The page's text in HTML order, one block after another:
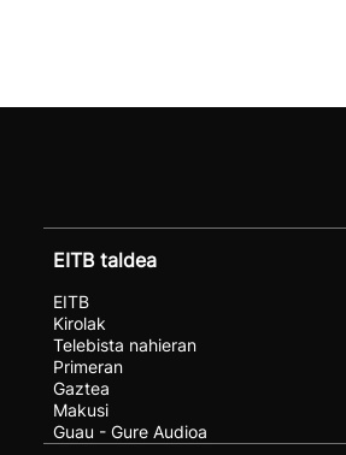
EITB taldea
EITB
Kirolak
Telebista nahieran
Primeran
Gaztea
Makusi
Guau - Gure Audioa